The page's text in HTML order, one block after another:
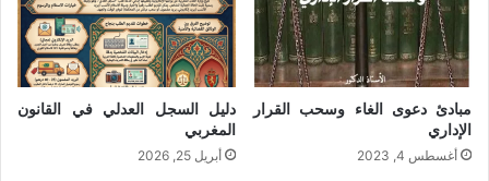
مبادئ دعوى الغاء وسحب القرار
الإداري
أغسطس 4, 2023
دليل السجل العدلي في القانون
المغربي
أبريل 25, 2026